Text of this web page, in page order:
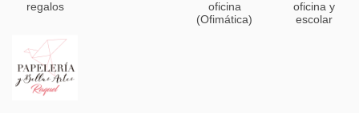
regalos
oficina
(Ofimática)
oficina y
escolar